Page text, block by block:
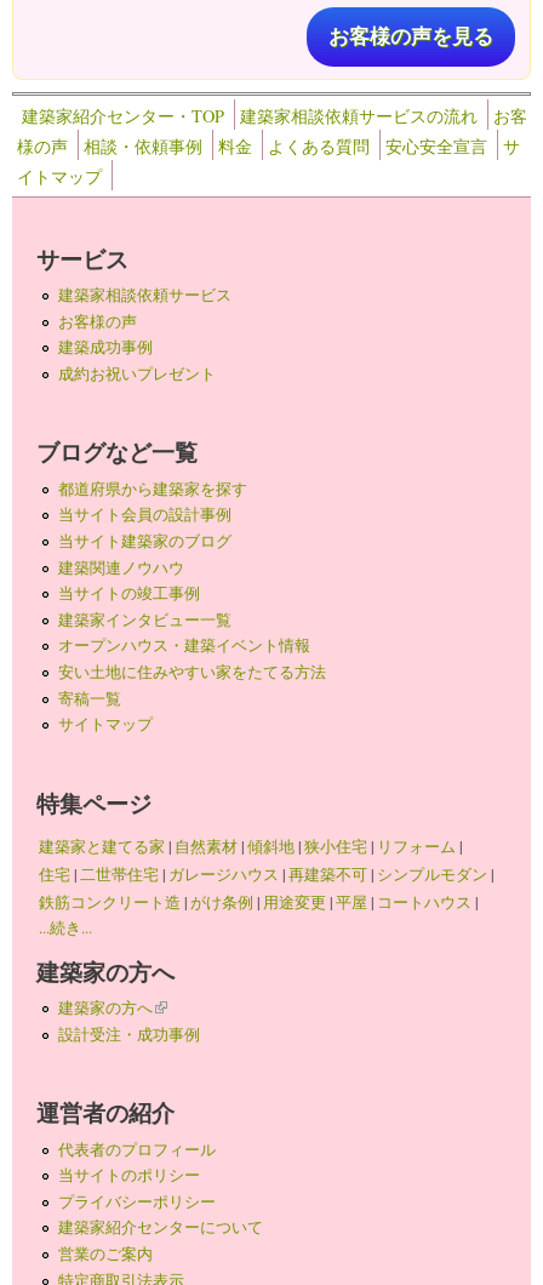
お客様の声を見る
建築家紹介センター・TOP 建築家相談依頼サービスの流れ
お客
様の声
相談・依頼事例 料金 よくある質問 安心安全宣言
サ
イトマップ
サービス
建築家相談依頼サービス
お客様の声
建築成功事例
成約お祝いプレゼント
ブログなど一覧
都道府県から建築家を探す
当サイト会員の設計事例
当サイト建築家のブログ
建築関連ノウハウ
当サイトの竣工事例
建築家インタビュー一覧
オープンハウス・建築イベント情報
安い土地に住みやすい家をたてる方法
寄稿一覧
サイトマップ
特集ページ
建築家と建てる家 | 自然素材|傾斜地|狭小住宅| リフォーム |
住宅| 二世帯住宅| ガレージハウス |再建築不可| シンプルモダン |
鉄筋コンクリート造 |がけ条例 | 用途変更 |平屋 | コートハウス |
...続き...
建築家の方へ
建築家の方へ(link is external)
設計受注・成功事例
運営者の紹介
代表者のプロフィール
当サイトのポリシー
プライバシーポリシー
建築家紹介センターについて
営業のご案内
特定商取引法表示